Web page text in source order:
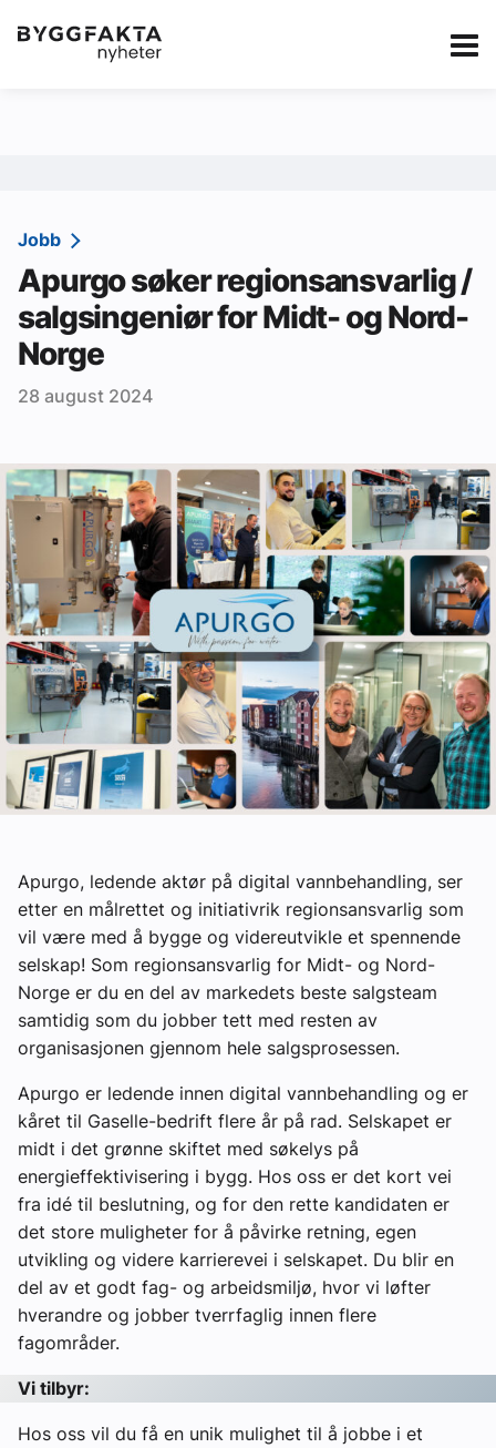
Kategorier Jobbmarkedet Annonsere i
Redaksjonen
Om Byggfakta
Annonsere
Abonnere
Tips oss
Ledige stillinger
eBlad
Aktivitetskalender
Bransjekommentar
Nyheter
Jobb
Apurgo søker regionsansvarlig /
salgsingeniør for Midt- og Nord-
Norge
28 august 2024
Apurgo, ledende aktør på digital vannbehandling, ser
etter en målrettet og initiativrik regionsansvarlig som
vil være med å bygge og videreutvikle et spennende
selskap! Som regionsansvarlig for Midt- og Nord-
Norge er du en del av markedets beste salgsteam
samtidig som du jobber tett med resten av
organisasjonen gjennom hele salgsprosessen.
Apurgo er ledende innen digital vannbehandling og er
kåret til Gaselle-bedrift flere år på rad. Selskapet er
midt i det grønne skiftet med søkelys på
energieffektivisering i bygg. Hos oss er det kort vei
fra idé til beslutning, og for den rette kandidaten er
det store muligheter for å påvirke retning, egen
utvikling og videre karrierevei i selskapet. Du blir en
del av et godt fag- og arbeidsmiljø, hvor vi løfter
hverandre og jobber tverrfaglig innen flere
fagområder.
Vi tilbyr:
Hos oss vil du få en unik mulighet til å jobbe i et